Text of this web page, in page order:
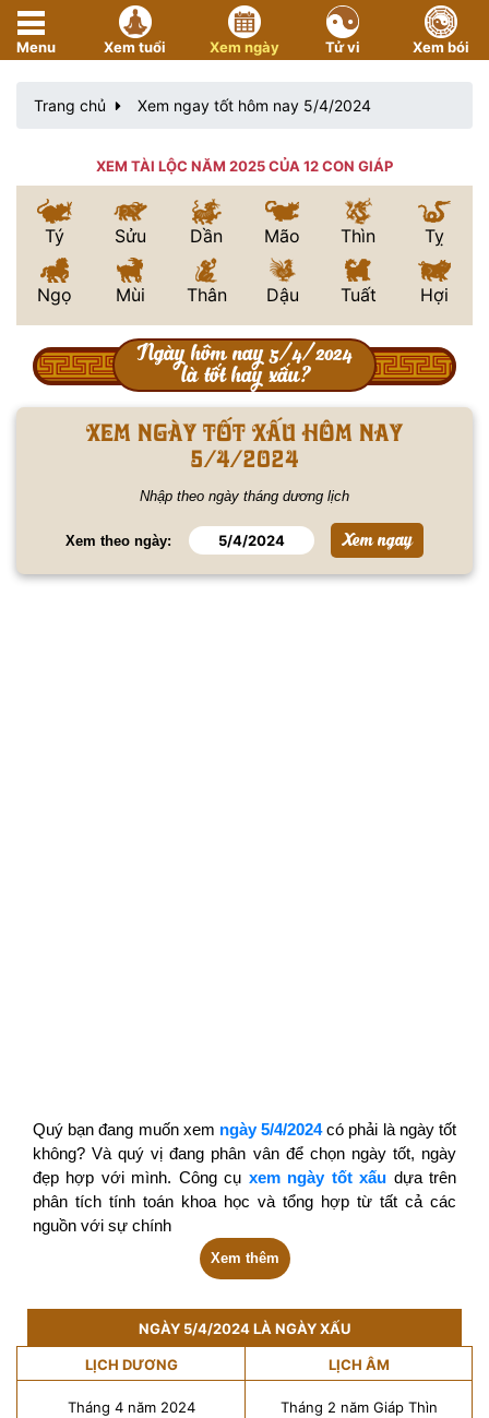
Menu Xem tuổi Xem ngày Tử vi Xem bói
Trang chủ Xem ngay tốt hôm nay 5/4/2024
XEM TÀI LỘC NĂM 2025 CỦA 12 CON GIÁP
Tý Sửu Dần Mão Thìn Tỵ
Ngọ Mùi Thân Dậu Tuất Hợi
Ngày hôm nay 5/4/2024
là tốt hay xấu?
Xem ngày tốt xấu hôm nay
5/4/2024
Nhập theo ngày tháng dương lịch
Xem theo ngày:
Quý bạn đang muốn xem ngày 5/4/2024có phải là ngày tốt
không? Và quý vị đang phân vân để chọn ngày tốt, ngày
đẹp hợp với mình. Công cụ xem ngày tốt xấu dựa trên
phân tích tính toán khoa học và tổng hợp từ tất cả các
nguồn với sự chính
Xem thêm
NGÀY 5/4/2024 LÀ NGÀY XẤU
LỊCH DƯƠNG LỊCH ÂM
Tháng 4 năm 2024 Tháng 2 năm Giáp Thìn